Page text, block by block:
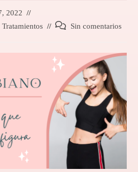
2022
Tratamientos Sin comentarios